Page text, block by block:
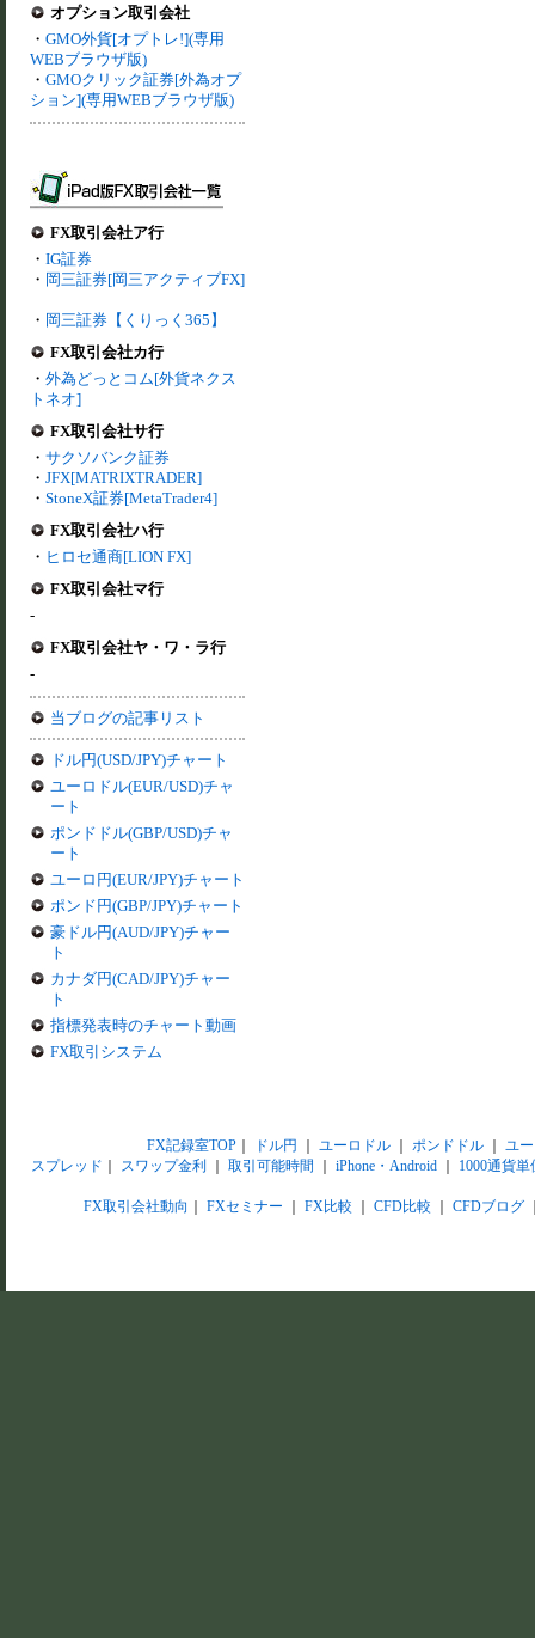
オプション取引会社
・ GMO外貨[オプトレ!](専用
WEBブラウザ版)
・ GMOクリック証券[外為オプ
ション](専用WEBブラウザ版)
FX取引会社ア行
・ IG証券
・ 岡三証券[岡三アクティブFX]
・ 岡三証券【くりっく365】
FX取引会社カ行
・ 外為どっとコム[外貨ネクス
トネオ]
FX取引会社サ行
・ サクソバンク証券
・ JFX[MATRIXTRADER]
・ StoneX証券[MetaTrader4]
FX取引会社ハ行
・ ヒロセ通商[LION FX]
FX取引会社マ行
-
FX取引会社ヤ・ワ・ラ行
-
当ブログの記事リスト
ドル円(USD/JPY)チャート
ユーロドル(EUR/USD)チャ
ート
ポンドドル(GBP/USD)チャ
ート
ユーロ円(EUR/JPY)チャート
ポンド円(GBP/JPY)チャート
豪ドル円(AUD/JPY)チャー
ト
カナダ円(CAD/JPY)チャー
ト
指標発表時のチャート動画
FX取引システム
FX記録室TOP｜ ドル円 ユーロドル｜ ポンドドル｜ ユ
スプレッド
スワップ金利 取引可能時間 iPhone・Android 1000通貨単
FX取引会社動向 FXセミナー FX比較 CFD比較 CFDブログ